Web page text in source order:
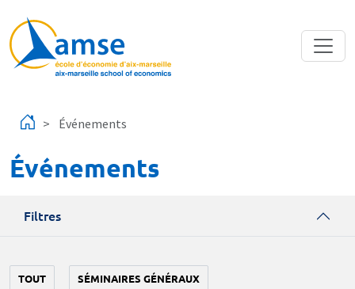
Événements
Événements
Filtres
TOUT SÉMINAIRES GÉNÉRAUX